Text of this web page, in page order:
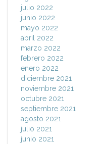
julio 2022
junio 2022
mayo 2022
abril 2022
marzo 2022
febrero 2022
enero 2022
diciembre 2021
noviembre 2021
octubre 2021
septiembre 2021
agosto 2021
julio 2021
junio 2021